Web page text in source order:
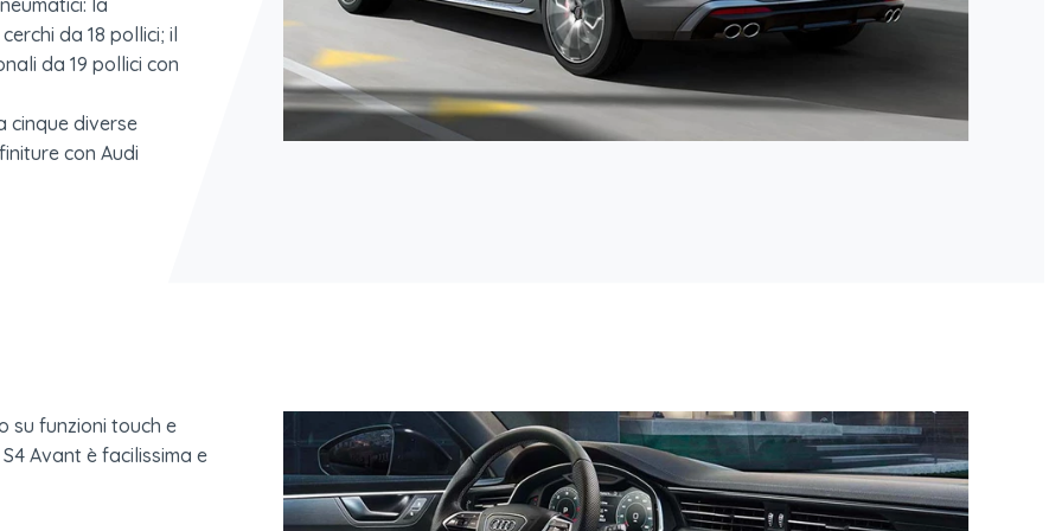
da 18 pollici; il
da 19 pollici con
cinque diverse
con Audi
su funzioni touch e
Avant è facilissima e